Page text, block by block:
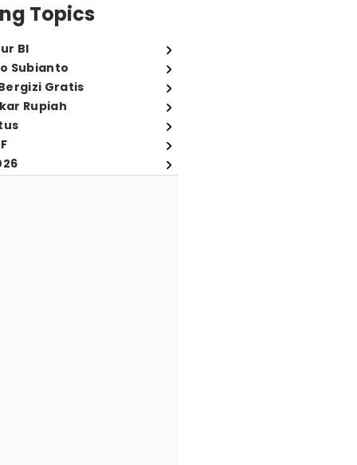
Topics
BI
Subianto
Gratis
Rupiah